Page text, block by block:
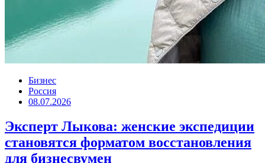
Бизнес
Россия
08.07.2026
Эксперт Лыкова: женские экспедиции
становятся форматом восстановления
для бизнесвумен